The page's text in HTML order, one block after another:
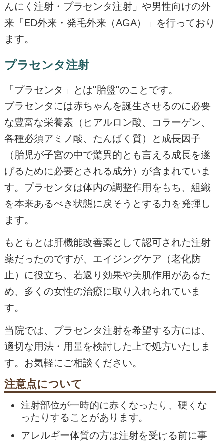
んにく注射・プラセンタ注射」や男性向けの外
来「ED外来・発毛外来（AGA）」を行っており
ます。
プラセンタ注射
「プラセンタ」とは"胎盤"のことです。
プラセンタには赤ちゃんを誕生させるのに必要
な豊富な栄養素（ヒアルロン酸、コラーゲン、
各種必須アミノ酸、たんぱく質）と成長因子
（胎児が子宮の中で驚異的とも言える成長を遂
げるために必要とされる成分）が含まれていま
す。プラセンタは体内の調整作用をもち、組織
を本来あるべき状態に戻そうとする力を発揮し
ます。
もともとは肝機能改善薬として認可された注射
薬だったのですが、エイジングケア（老化防
止）に役立ち、若返り効果や美肌作用があるた
め、多くの女性の治療に取り入れられていま
す。
当院では、プラセンタ注射を希望する方には、
適切な用法・用量を検討した上で処方いたしま
す。お気軽にご相談ください。
注意点について
注射部位が一時的に赤くなったり、硬くな
ったりすることがあります。
アレルギー体質の方は注射を受ける前に事